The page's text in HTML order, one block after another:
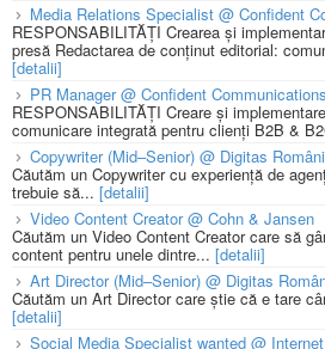
Media Relations Specialist @ Confident
RESPONSABILITĂȚI Crearea și
presă Redactarea de conținut editorial:
[detalii]
PR Manager @ Confident Communications
RESPONSABILITĂȚI Creare și
comunicare integrată pentru clienți B2B &
Copywriter (Mid–Senior) @ Digitas
Căutăm un Copywriter cu experiență de
trebuie să... [detalii]
Video Content Creator @ Cohn & Jansen
Căutăm un Video Content Creator care să
content pentru unele dintre... [detalii]
Art Director (Mid–Senior) @ Digitas
Căutăm un Art Director care știe că e tare
[detalii]
Social Media Specialist wanted @